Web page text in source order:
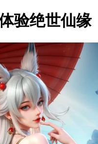
验绝世仙缘